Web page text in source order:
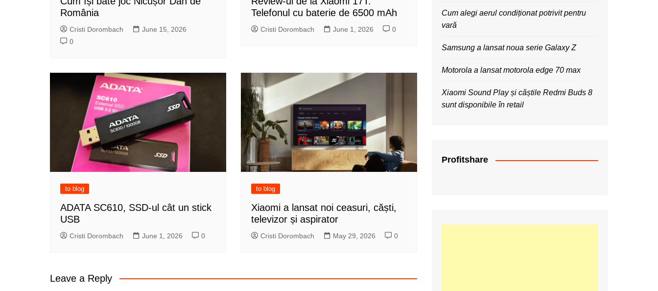
România
Cristi Dorombach
June 15, 2026
0
Telefonul cu baterie de 6500 mAh
Cristi Dorombach June 1, 2026 0
to blog
ADATA SC610, SSD-ul cât un stick
USB
Cristi Dorombach June 1, 2026 0
to blog
Xiaomi a lansat noi ceasuri, căști,
televizor și aspirator
Cristi Dorombach May 29, 2026 0
Leave a Reply
Cum alegi aerul condiționat potrivit pentru
vară
Samsung a lansat noua serie Galaxy Z
Motorola a lansat motorola edge 70 max
Xiaomi Sound Play și căștile Redmi Buds 8
sunt disponibile în retail
Profitshare